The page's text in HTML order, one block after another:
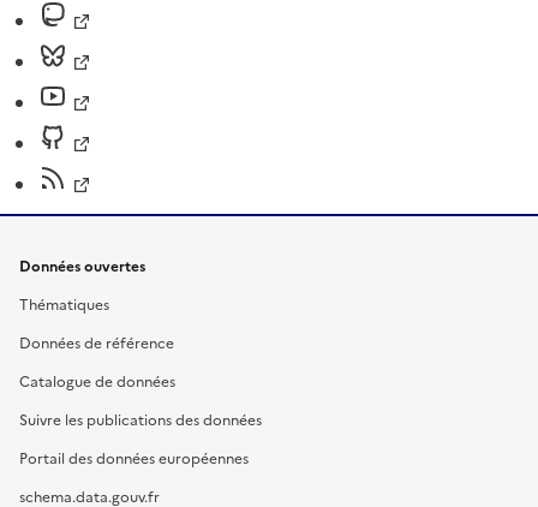
Données ouvertes
Thématiques
Données de référence
Catalogue de données
Suivre les publications des données
Portail des données européennes
schema.data.gouv.fr